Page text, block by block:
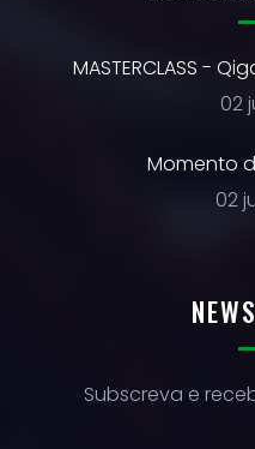
MASTERCLASS -
02
Momento
02
Subscreva e